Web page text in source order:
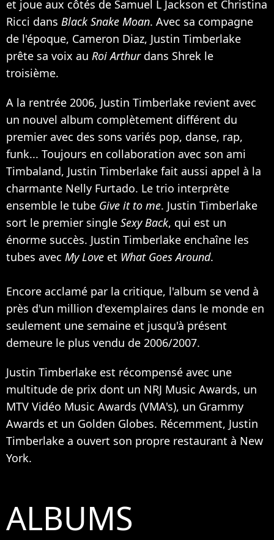
et joue aux côtés de Samuel L Jackson et Christina
Ricci dans Black Snake Moan. Avec sa compagne
de l'époque, Cameron Diaz, Justin Timberlake
prête sa voix au Roi Arthurdans Shrek le
troisième.
A la rentrée 2006, Justin Timberlake revient avec
un nouvel album complètement différent du
premier avec des sons variés pop, danse, rap,
funk... Toujours en collaboration avec son ami
Timbaland, Justin Timberlake fait aussi appel à la
charmante Nelly Furtado. Le trio interprète
ensemble le tube Give it to me. Justin Timberlake
sort le premier single Sexy Back, qui est un
énorme succès. Justin Timberlake enchaîne les
tubes avec My Love et What Goes Around.
Encore acclamé par la critique, l'album se vend à
près d'un million d'exemplaires dans le monde en
seulement une semaine et jusqu'à présent
demeure le plus vendu de 2006/2007.
Justin Timberlake est récompensé avec une
multitude de prix dont un NRJ Music Awards, un
MTV Vidéo Music Awards (VMA's), un Grammy
Awards et un Golden Globes. Récemment, Justin
Timberlake a ouvert son propre restaurant à New
York.
ALBUMS